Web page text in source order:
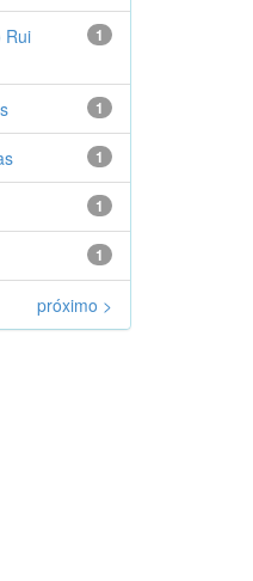
1
Rui
1
1
1
1
próximo >